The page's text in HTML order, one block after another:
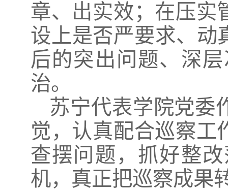
章、出实效；在压实
设上是否严要求、动
后的突出问题、深
治。
苏宁代表学院党委
觉，认真配合巡察工
查摆问题，抓好整
机，真正把巡察成果